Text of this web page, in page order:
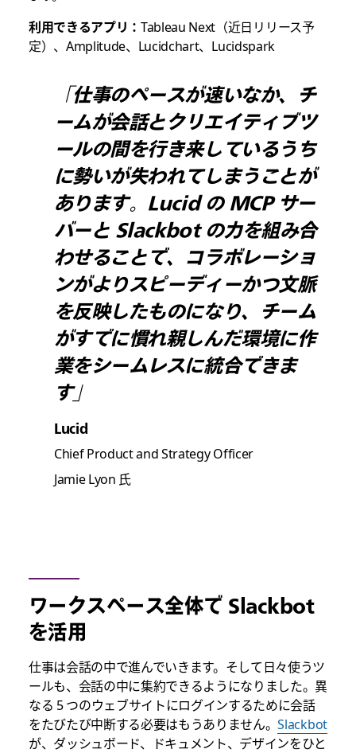
利用できるアプリ： Tableau Next（近日リリース予
定）、Amplitude、Lucidchart、Lucidspark
「仕事のペースが速いなか、チ
ームが会話とクリエイティブツ
ールの間を行き来しているうち
に勢いが失われてしまうことが
あります。Lucid の MCP サー
バーと Slackbot の力を組み合
わせることで、コラボレーショ
ンがよりスピーディーかつ文脈
を反映したものになり、チーム
がすでに慣れ親しんだ環境に作
業をシームレスに統合できま
す」
Lucid
Chief Product and Strategy Officer
Jamie Lyon 氏
ワークスペース全体で Slackbot
を活用
仕事は会話の中で進んでいきます。そして日々使うツ
ールも、会話の中に集約できるようになりました。異
なる 5 つのウェブサイトにログインするために会話
をたびたび中断する必要はもうありません。Slackbot
が、ダッシュボード、ドキュメント、デザインをひと